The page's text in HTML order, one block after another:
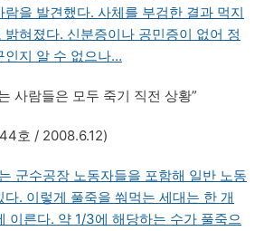
을 발견했다. 사체를 부검한 결과 먹지
혀졌다. 신분증이나 공민증이 없어 정
인지 알 수 없으나…
사람들은 모두 죽기 직전 상황”
호 / 2008.6.12)
군수공장 노동자들을 포함해 일반 노동
. 이렇게 풀죽을 쒀먹는 세대는 한 개
이른다. 약 1/3에 해당하는 수가 풀죽으